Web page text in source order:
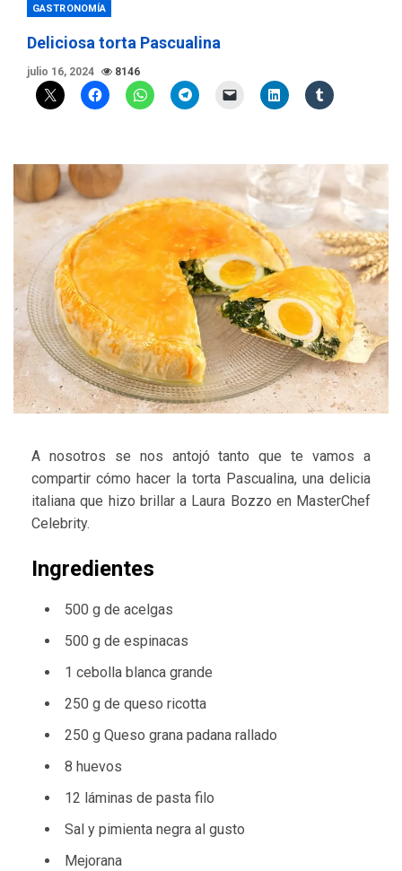
GASTRONOMÍA
Deliciosa torta Pascualina
julio 16, 2024 8146
A nosotros se nos antojó tanto que te vamos a
compartir cómo hacer la torta Pascualina, una delicia
italiana que hizo brillar a Laura Bozzo en MasterChef
Celebrity.
Ingredientes
500 g de acelgas
500 g de espinacas
1 cebolla blanca grande
250 g de queso ricotta
250 g Queso grana padana rallado
8 huevos
12 láminas de pasta filo
Sal y pimienta negra al gusto
Mejorana